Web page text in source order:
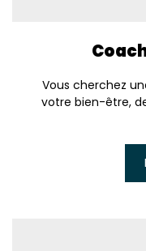
Vous cherchez
votre bien-être,